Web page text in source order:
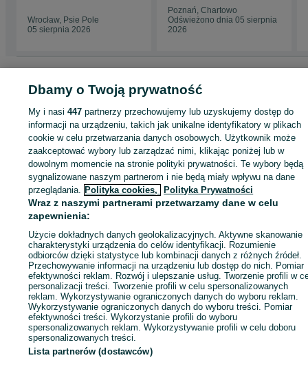
SUV turystyczny
wygodny sztyca
Wrocław, Psie Pole
05 sierpnia 2026
Poznań, Chartowo
Odświeżono dnia 05 sierpnia
2026
elektryczne - Wielkopolskie
Rowery elektryczne - Poznań
- Naramowice
KATEGORIA
1037783533 Wyświetlenia:
Zadzwoń / SMS Wyślij wiadomość
Dbamy o Twoją prywatność
My i nasi447 partnerzy przechowujemy lub uzyskujemy dostęp do
informacji na urządzeniu, takich jak unikalne identyfikatory w plikach
cookie w celu przetwarzania danych osobowych. Użytkownik może
zaakceptować wybory lub zarządzać nimi, klikając poniżej lub w
dowolnym momencie na stronie polityki prywatności. Te wybory będą
sygnalizowane naszym partnerom i nie będą miały wpływu na dane
przeglądania. Polityka cookies, Polityka Prywatności
Wraz z naszymi partnerami przetwarzamy dane w celu
zapewnienia:
Użycie dokładnych danych geolokalizacyjnych. Aktywne skanowanie
charakterystyki urządzenia do celów identyfikacji. Rozumienie
odbiorców dzięki statystyce lub kombinacji danych z różnych źródeł.
Przechowywanie informacji na urządzeniu lub dostęp do nich. Pomiar
efektywności reklam. Rozwój i ulepszanie usług. Tworzenie profili w
personalizacji treści. Tworzenie profili w celu spersonalizowanych
reklam. Wykorzystywanie ograniczonych danych do wyboru reklam.
Wykorzystywanie ograniczonych danych do wyboru treści. Pomiar
efektywności treści. Wykorzystanie profili do wyboru
spersonalizowanych reklam. Wykorzystywanie profili w celu doboru
spersonalizowanych treści.
Lista partnerów (dostawców)